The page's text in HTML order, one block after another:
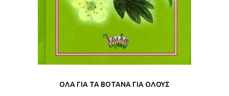
ΟΛΑ ΓΙΑ ΤΑ ΒΟΤΑΝΑ ΓΙΑ ΟΛΟΥΣ